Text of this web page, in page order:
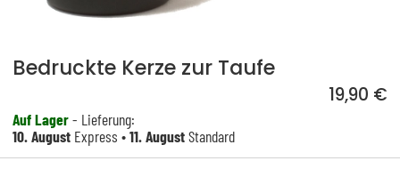
Bedruckte Kerze zur Taufe
19,90 €
Auf Lager- Lieferung:
10. August Express •11. AugustStandard